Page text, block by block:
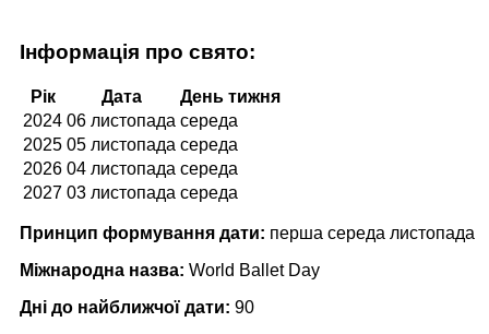
Інформація про свято:
Рік Дата
День тижня
2024 06 листопада середа
2025 05 листопада середа
2026 04 листопада середа
2027 03 листопада середа
Принцип формування дати: перша середа листопада
Міжнародна назва: World Ballet Day
Дні до найближчої дати: 90